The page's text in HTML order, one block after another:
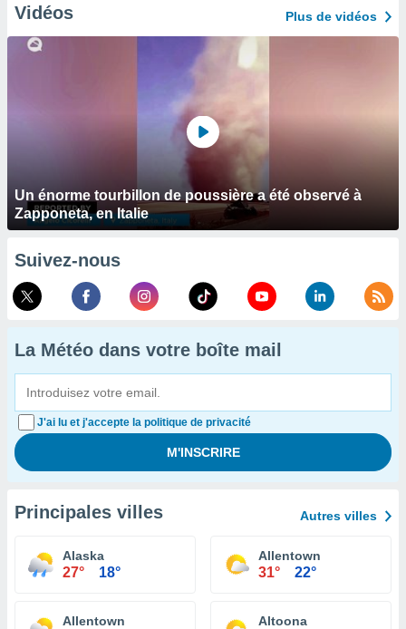
Vidéos Plus de vidéos
Un énorme tourbillon de poussière a été observé à
Zapponeta, en Italie
Suivez-nous
La Météo dans votre boîte mail
J'ai lu et j'accepte la politique de privacité
Principales villes Autres villes
Alaska
27° 18°
Allentown
31° 22°
Allentown Altoona